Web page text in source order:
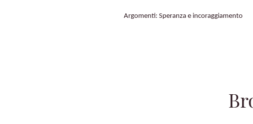
Argomenti: Speranza e incoraggiamento